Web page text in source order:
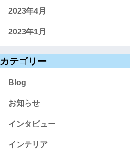
2023年4月
2023年1月
カテゴリー
Blog
お知らせ
インタビュー
インテリア